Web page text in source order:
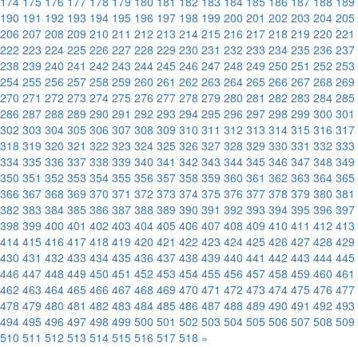
190 191 192 193 194 195 196 197 198 199 200 201 202 203 204 205
206 207 208 209 210 211 212 213 214 215 216 217 218 219 220 221
222 223 224 225 226 227 228 229 230 231 232 233 234 235 236 237
238 239 240 241 242 243 244 245 246 247 248 249 250 251 252 253
254 255 256 257 258 259 260 261 262 263 264 265 266 267 268 269
270 271 272 273 274 275 276 277 278 279 280 281 282 283 284 285
286 287 288 289 290 291 292 293 294 295 296 297 298 299 300 301
302 303 304 305 306 307 308 309 310 311 312 313 314 315 316 317
318 319 320 321 322 323 324 325 326 327 328 329 330 331 332 333
334 335 336 337 338 339 340 341 342 343 344 345 346 347 348 349
350 351 352 353 354 355 356 357 358 359 360 361 362 363 364 365
366 367 368 369 370 371 372 373 374 375 376 377 378 379 380 381
382 383 384 385 386 387 388 389 390 391 392 393 394 395 396 397
398 399 400 401 402 403 404 405 406 407 408 409 410 411 412 413
414 415 416 417 418 419 420 421 422 423 424 425 426 427 428 429
430 431 432 433 434 435 436 437 438 439 440 441 442 443 444 445
446 447 448 449 450 451 452 453 454 455 456 457 458 459 460 461
462 463 464 465 466 467 468 469 470 471 472 473 474 475 476 477
478 479 480 481 482 483 484 485 486 487 488 489 490 491 492 493
494 495 496 497 498 499 500 501 502 503 504 505 506 507 508 509
510 511 512 513 514 515 516 517 518 »